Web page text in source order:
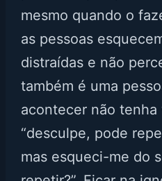
mesmo quando o
as pessoas
distraídas e não
também é uma
acontecer não
“desculpe, pode
mas esqueci-me do